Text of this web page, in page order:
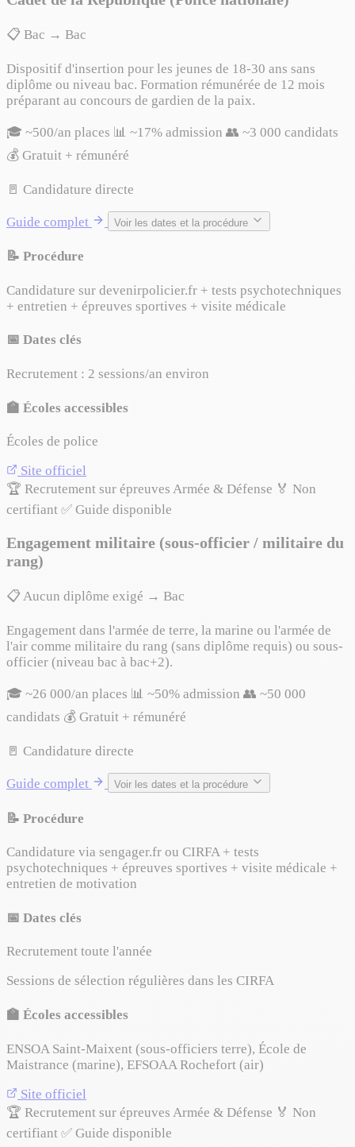
📋 Bac → Bac
Dispositif d'insertion pour les jeunes de 18-30 ans sans
diplôme ou niveau bac. Formation rémunérée de 12 mois
préparant au concours de gardien de la paix.
🎓 ~500/an places 📊 ~17% admission 👥 ~3 000 candidats
💰 Gratuit + rémunéré
🚪 Candidature directe
Guide complet Voir les dates et la procédure
📝 Procédure
Candidature sur devenirpolicier.fr + tests psychotechniques
+ entretien + épreuves sportives + visite médicale
📅 Dates clés
Recrutement : 2 sessions/an environ
🏫 Écoles accessibles
Écoles de police
Site officiel
🏆 Recrutement sur épreuves Armée & Défense 🏅 Non
certifiant ✅ Guide disponible
Engagement militaire (sous-officier / militaire du
rang)
📋 Aucun diplôme exigé → Bac
Engagement dans l'armée de terre, la marine ou l'armée de
l'air comme militaire du rang (sans diplôme requis) ou sous-
officier (niveau bac à bac+2).
🎓 ~26 000/an places 📊 ~50% admission 👥 ~50 000
candidats 💰 Gratuit + rémunéré
🚪 Candidature directe
Guide complet Voir les dates et la procédure
📝 Procédure
Candidature via sengager.fr ou CIRFA + tests
psychotechniques + épreuves sportives + visite médicale +
entretien de motivation
📅 Dates clés
Recrutement toute l'année
Sessions de sélection régulières dans les CIRFA
🏫 Écoles accessibles
ENSOA Saint-Maixent (sous-officiers terre), École de
Maistrance (marine), EFSOAA Rochefort (air)
Site officiel
🏆 Recrutement sur épreuves Armée & Défense 🏅 Non
certifiant ✅ Guide disponible